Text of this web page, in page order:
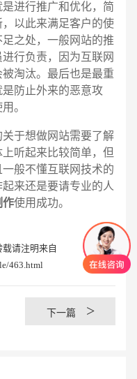
进行推广和优化，简
以此来满足客户的使
之处，一般网站的推
行负责，因为互联网
淘汰。最后也是最重
防止外来的恶意攻
。
于想做网站需要了解
听起来比较简单，但
般不懂互联网技术的
来还是要请专业的人
作使用成功。
请注明来自
463.html
下一篇 >